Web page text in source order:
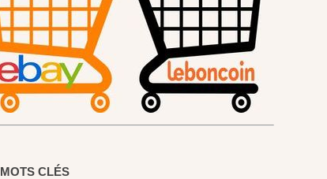
MOTS CLÉS